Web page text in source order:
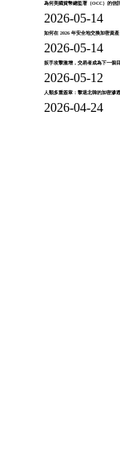
為何美國貨幣總監署（OCC）的信
2026-05-14
如何在 2026 年安全地交換加密資產
2026-05-14
扳手攻擊激增，交易者成為下一個
2026-05-12
人類多重簽章：擊退北韓的加密滲透
2026-04-24